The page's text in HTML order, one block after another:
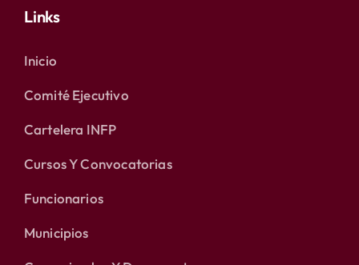
Links
Inicio
Comité Ejecutivo
Cartelera INFP
Cursos Y Convocatorias
Funcionarios
Municipios